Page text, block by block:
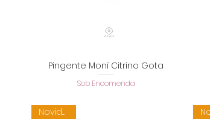
Visualização rápida
Pingente Moní Citrino Gota
Sob Encomenda
Novidade